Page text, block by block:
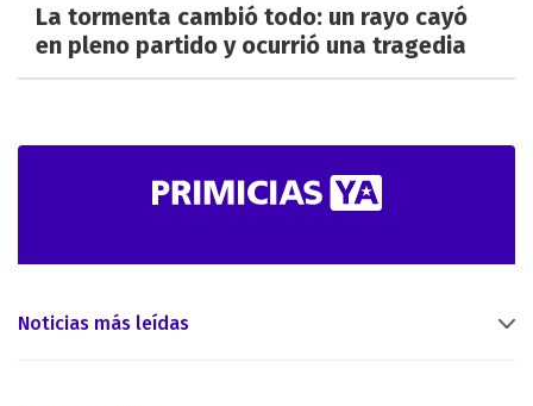
La tormenta cambió todo: un rayo cayó
en pleno partido y ocurrió una tragedia
Noticias más leídas